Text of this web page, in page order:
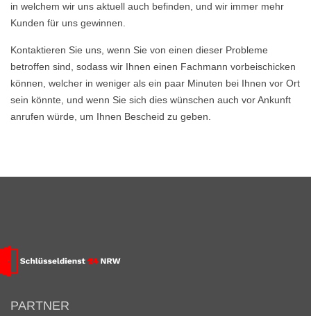
in welchem wir uns aktuell auch befinden, und wir immer mehr
Kunden für uns gewinnen.
Kontaktieren Sie uns, wenn Sie von einen dieser Probleme
betroffen sind, sodass wir Ihnen einen Fachmann vorbeischicken
können, welcher in weniger als ein paar Minuten bei Ihnen vor Ort
sein könnte, und wenn Sie sich dies wünschen auch vor Ankunft
anrufen würde, um Ihnen Bescheid zu geben.
PARTNER